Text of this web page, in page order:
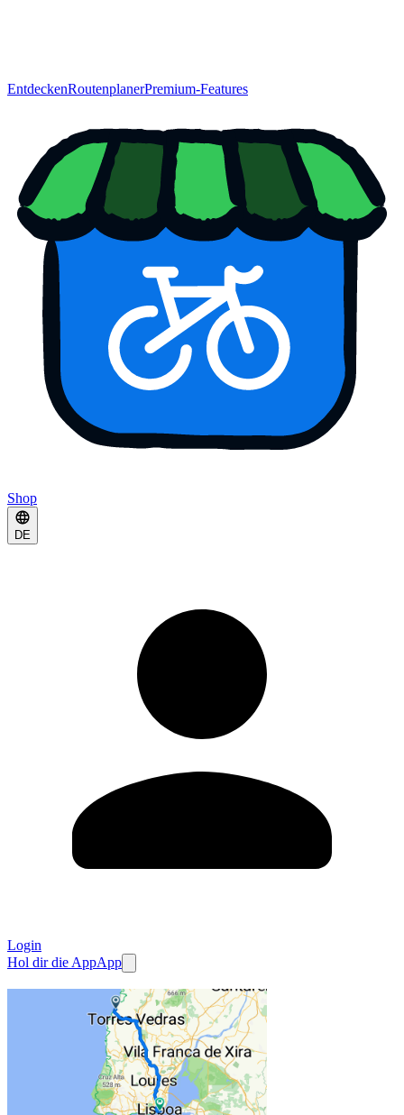
EntdeckenRoutenplanerPremium-Features
Shop
DE
Login
Hol dir die AppApp